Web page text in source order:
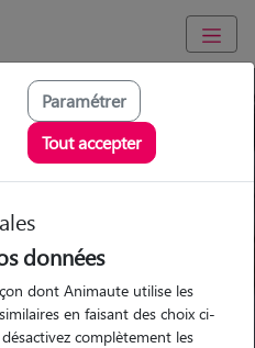
idéal !
Visites
Visites
Paramétrer
Tout accepter
données
dont Animaute utilise les
en faisant des choix ci-
complètement les